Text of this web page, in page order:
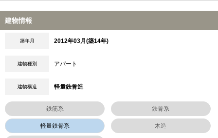
建物情報
築年月 2012年03月(築14年)
建物種別 アパート
建物構造 軽量鉄骨造
鉄筋系 鉄骨系
軽量鉄骨系 木造